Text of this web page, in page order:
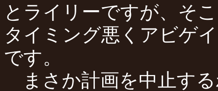
とライリーですが、そ
タイミング悪くアビゲ
です。
まさか計画を中止す